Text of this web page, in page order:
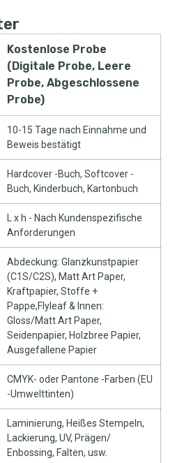
Kostenlose Probe
(Digitale Probe, Leere
Probe, Abgeschlossene
Probe)
10-15 Tage nach Einnahme und
Beweis bestätigt
Hardcover -Buch, Softcover -
Buch, Kinderbuch, Kartonbuch
L x h - Nach Kundenspezifische
Anforderungen
Abdeckung: Glanzkunstpapier
(C1S/C2S), Matt Art Paper,
Kraftpapier, Stoffe +
Pappe,Flyleaf & Innen:
Gloss/Matt Art Paper,
Seidenpapier, Holzbree Papier,
Ausgefallene Papier
CMYK- oder Pantone -Farben (EU
-Umwelttinten)
Laminierung, Heißes Stempeln,
Lackierung, UV, Prägen/
Enbossing, Falten, usw.